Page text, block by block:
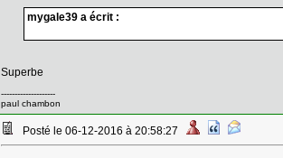
mygale39 a écrit :
Superbe
--------------------
paul chambon
Posté le 06-12-2016 à 20:58:27